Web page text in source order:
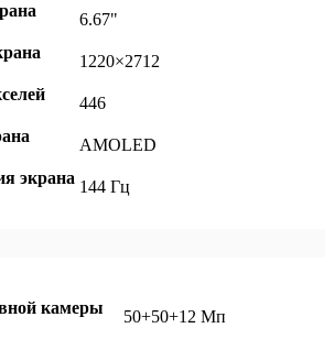
6.67"
1220×2712
446
AMOLED
экрана 144 Гц
камеры
50+50+12 Мп